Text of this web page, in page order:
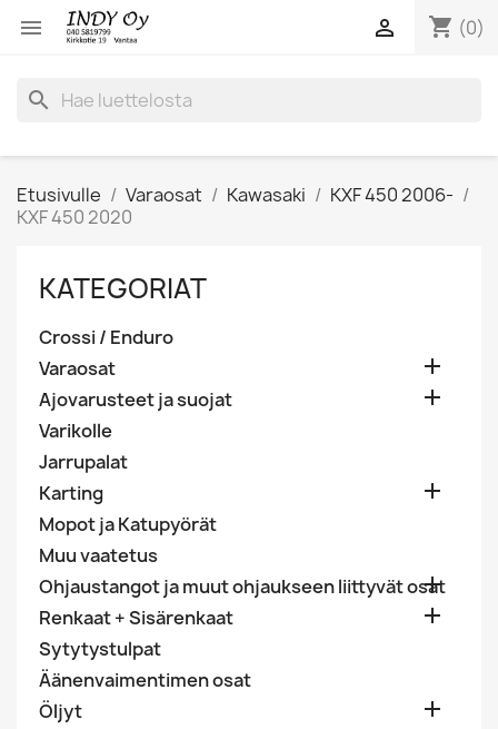
 shopping_cart (0)

search
Etusivulle Varaosat Kawasaki
KXF 450 2006-
KXF 450 2020
KATEGORIAT
Crossi / Enduro
Varaosat

Ajovarusteet ja suojat 
Varikolle
Jarrupalat
Karting

Mopot ja Katupyörät
Muu vaatetus
Ohjaustangot ja muut ohjaukseen liittyvät osat

Renkaat + Sisärenkaat 
Sytytystulpat
Äänenvaimentimen osat
Öljyt
